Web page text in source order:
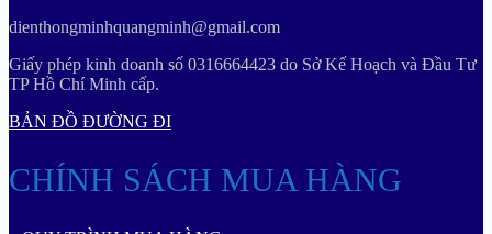
dienthongminhquangminh@gmail.com
Giấy phép kinh doanh số 0316664423 do Sở Kế Hoạch và Đầu Tư
TP Hồ Chí Minh cấp.
BẢN ĐỒ ĐƯỜNG ĐI
CHÍNH SÁCH MUA HÀNG